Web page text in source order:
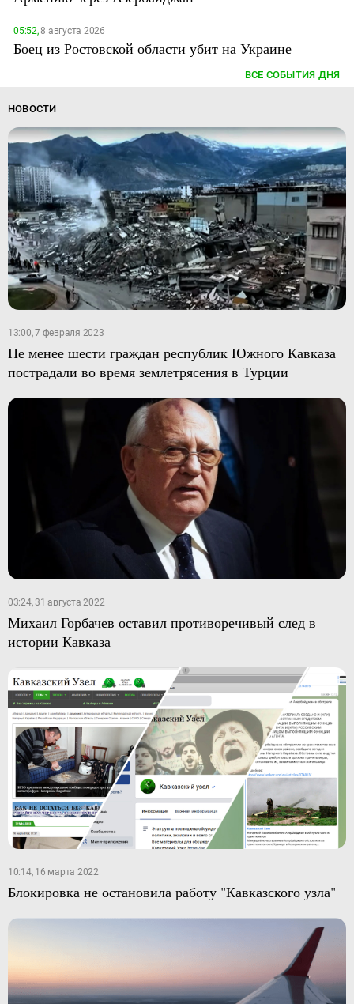
05:52,8 августа 2026
Боец из Ростовской области убит на Украине
ВСЕ СОБЫТИЯ ДНЯ
НОВОСТИ
13:00, 7 февраля 2023
Не менее шести граждан республик Южного Кавказа
пострадали во время землетрясения в Турции
03:24, 31 августа 2022
Михаил Горбачев оставил противоречивый след в
истории Кавказа
10:14, 16 марта 2022
Блокировка не остановила работу "Кавказского узла"